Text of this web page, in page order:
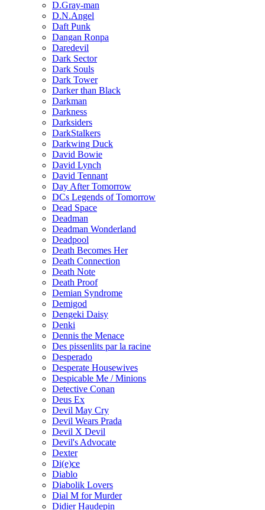
D.Gray-man
D.N.Angel
Daft Punk
Dangan Ronpa
Daredevil
Dark Sector
Dark Souls
Dark Tower
Darker than Black
Darkman
Darkness
Darksiders
DarkStalkers
Darkwing Duck
David Bowie
David Lynch
David Tennant
Day After Tomorrow
DCs Legends of Tomorrow
Dead Space
Deadman
Deadman Wonderland
Deadpool
Death Becomes Her
Death Connection
Death Note
Death Proof
Demian Syndrome
Demigod
Dengeki Daisy
Denki
Dennis the Menace
Des pissenlits par la racine
Desperado
Desperate Housewives
Despicable Me / Minions
Detective Conan
Deus Ex
Devil May Cry
Devil Wears Prada
Devil X Devil
Devil's Advocate
Dexter
Di(e)ce
Diablo
Diabolik Lovers
Dial M for Murder
Didier Haudepin